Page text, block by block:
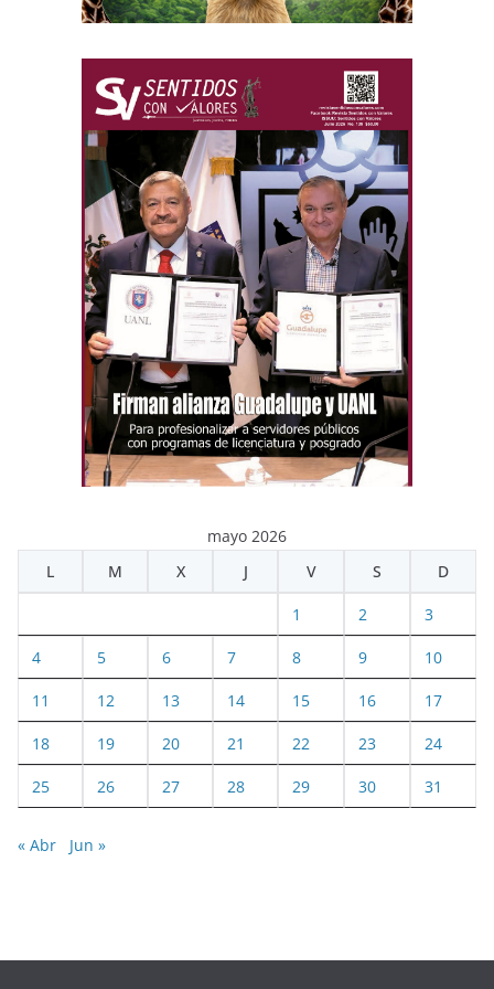
mayo 2026
L
M X J V S D
1 2 3
4 5 6 7 8 9 10
11 12 13 14 15 16 17
18 19 20 21 22 23 24
25 26 27 28 29 30 31
« Abr Jun »